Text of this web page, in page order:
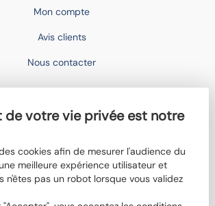
de votre vie privée est notre
cookies afin de mesurer l'audience du
meilleure expérience utilisateur et
n'êtes pas un robot lorsque vous validez
Mon compte
Avis clients
Nous contacter
Devenir mandataire
Qui sommes-nous ?